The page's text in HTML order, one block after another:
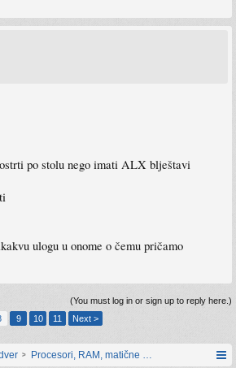
po stolu nego imati ALX blještavi
ulogu u onome o čemu pričamo
(You must log in or sign up to reply here.)
9 10 11 Next >
Procesori, RAM, matične ploče i grafičke